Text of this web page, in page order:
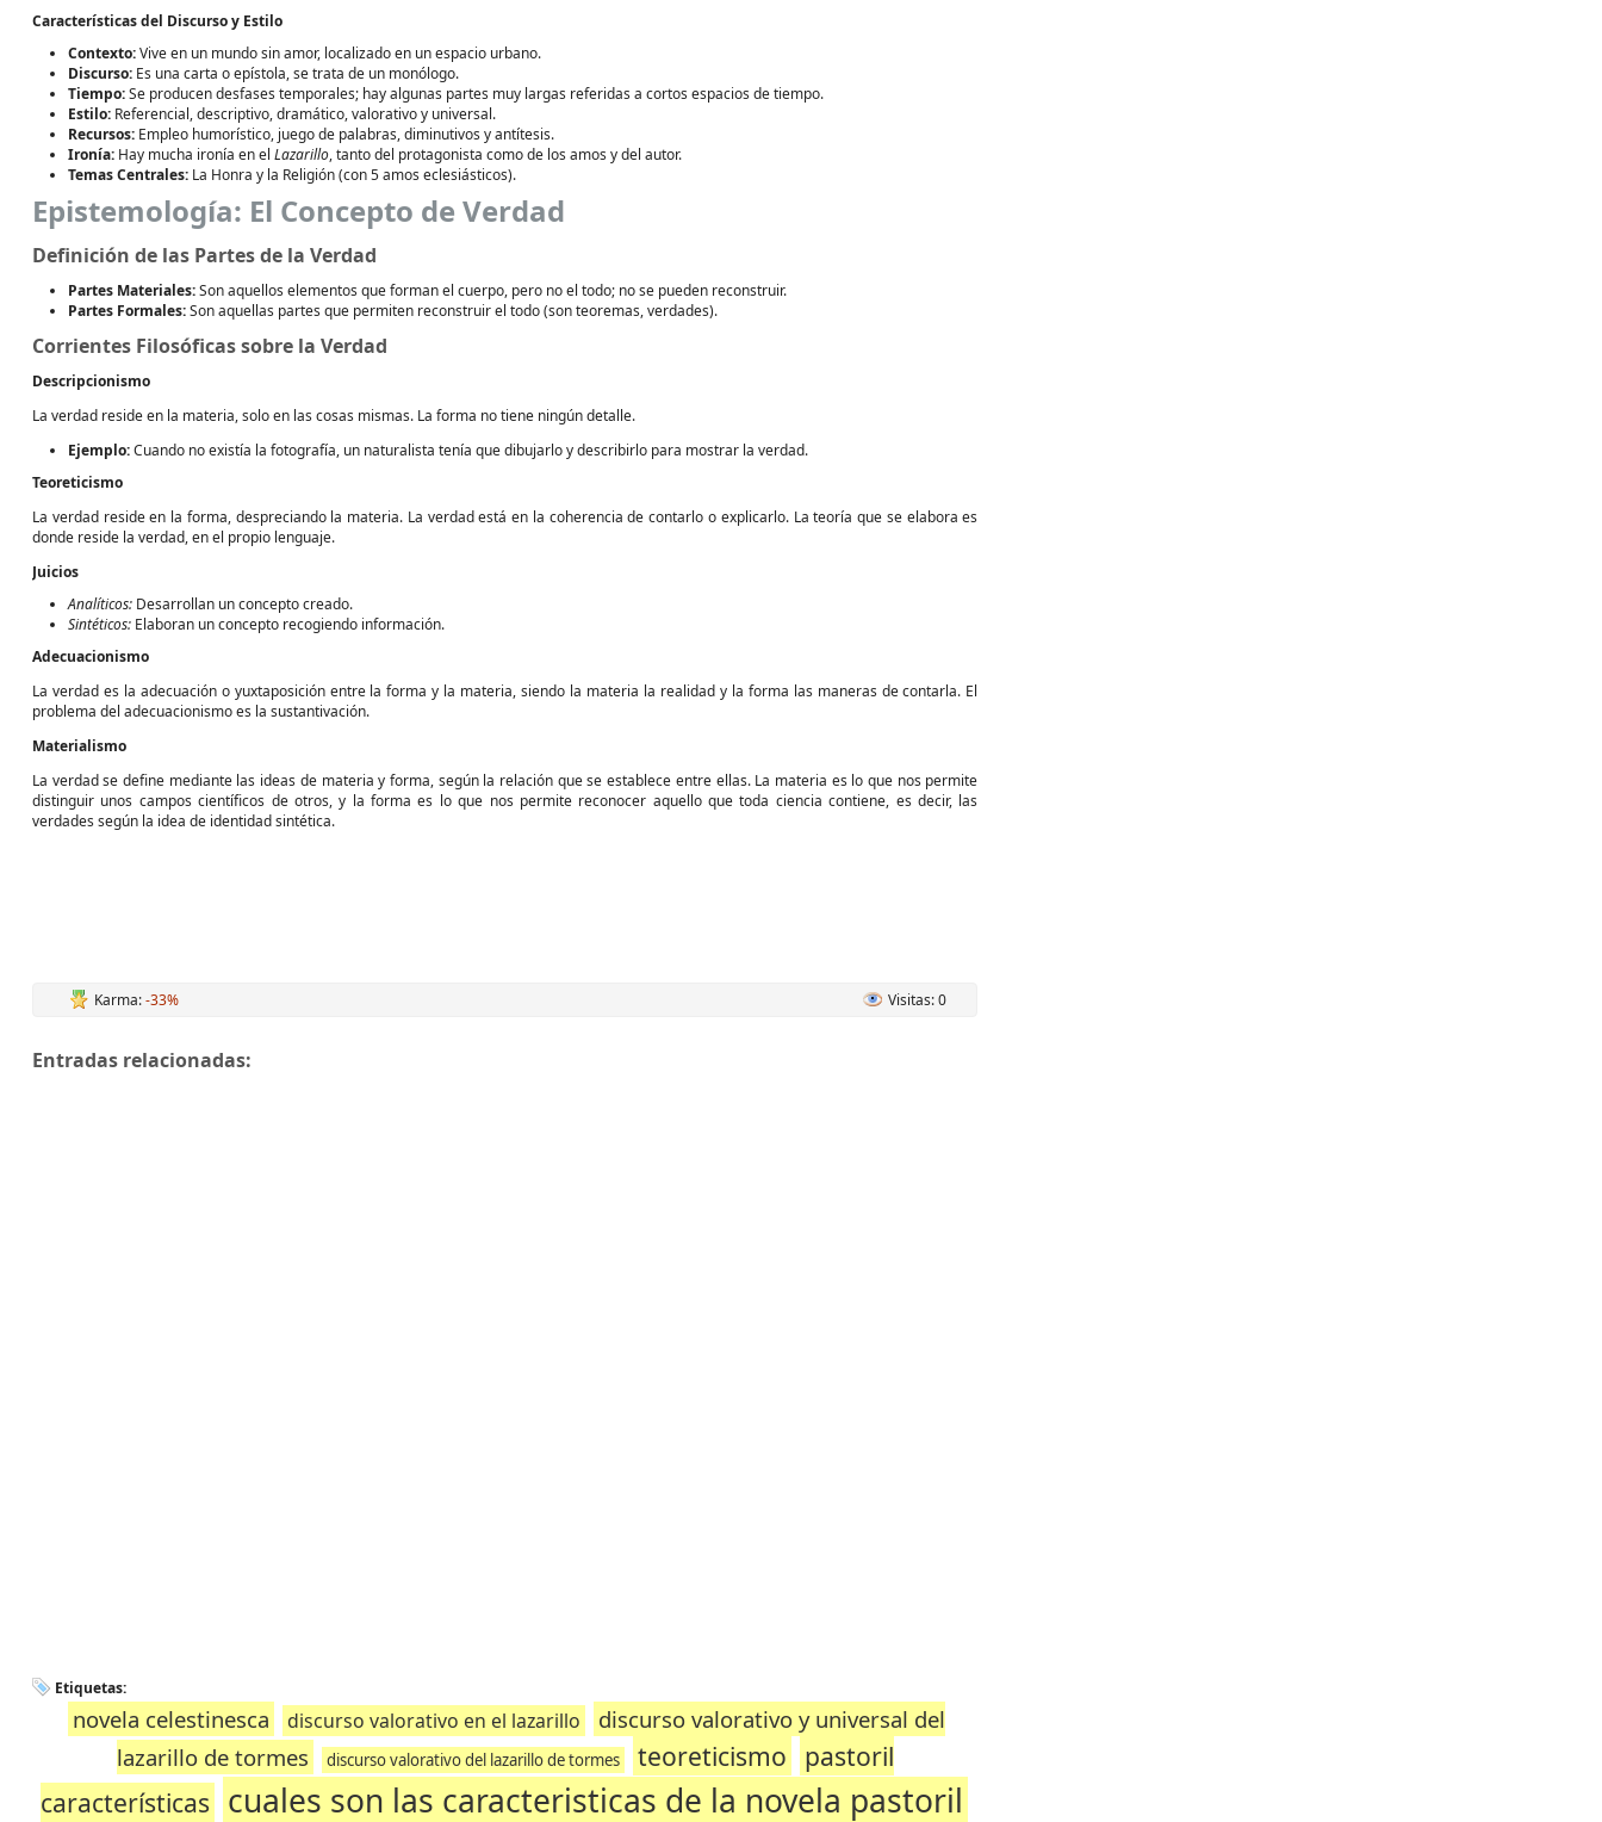
Características del Discurso y Estilo
Contexto:Vive en un mundo sin amor, localizado en un espacio urbano.
Discurso: Es una carta o epístola, se trata de un monólogo.
Tiempo:Se producen desfases temporales; hay algunas partes muy largas referidas a cortos espacios de tiempo.
Estilo: Referencial, descriptivo, dramático, valorativo y universal.
Recursos: Empleo humorístico, juego de palabras, diminutivos y antítesis.
Ironía: Hay mucha ironía en el Lazarillo, tanto del protagonista como de los amos y del autor.
Temas Centrales: La Honra y la Religión (con 5 amos eclesiásticos).
Epistemología: El Concepto de Verdad
Definición de las Partes de la Verdad
Partes Materiales:Son aquellos elementos que forman el cuerpo, pero no el todo; no se pueden reconstruir.
Partes Formales:Son aquellas partes que permiten reconstruir el todo (son teoremas, verdades).
Corrientes Filosóficas sobre la Verdad
Descripcionismo
La verdad reside en la materia, solo en las cosas mismas. La forma no tiene ningún detalle.
Ejemplo:Cuando no existía la fotografía, un naturalista tenía que dibujarlo y describirlo para mostrar la verdad.
Teoreticismo
La verdad reside en la forma, despreciando la materia. La verdad está en la coherencia de contarlo o explicarlo. La teoría que se elabora es
donde reside la verdad, en el propio lenguaje.
Juicios
Analíticos: Desarrollan un concepto creado.
Sintéticos: Elaboran un concepto recogiendo información.
Adecuacionismo
La verdad es la adecuación o yuxtaposición entre la forma y la materia, siendo la materia la realidad y la forma las maneras de contarla. El
problema del adecuacionismo es la sustantivación.
Materialismo
La verdad se define mediante las ideas de materia y forma, según la relación que se establece entre ellas. La materia es lo que nos permite
distinguir unos campos científicos de otros, y la forma es lo que nos permite reconocer aquello que toda ciencia contiene, es decir, las
verdades según la idea de identidad sintética.
Karma:-33% Visitas: 0
Entradas relacionadas:
Etiquetas:
novela celestinesca discurso valorativo en el lazarillo
discurso valorativo y universal del
lazarillo de tormes
discurso valorativo del lazarillo de tormes teoreticismo pastoril
características cuales son las caracteristicas de la novela pastoril